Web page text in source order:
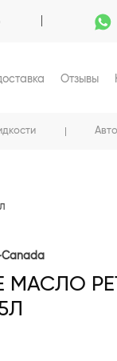
Отзывы